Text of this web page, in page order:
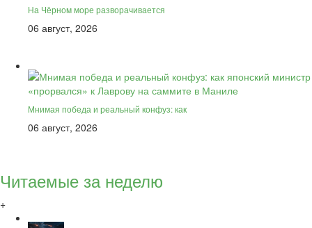
На Чёрном море разворачивается
06 август, 2026
Мнимая победа и реальный конфуз: как
06 август, 2026
Читаемые за неделю
+